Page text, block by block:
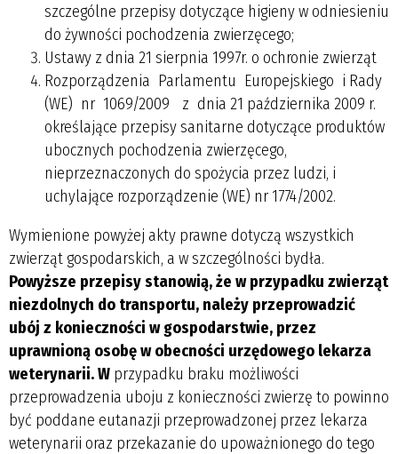
szczególne przepisy dotyczące higieny w odniesieniu
do żywności pochodzenia zwierzęcego;
Ustawy z dnia 21 sierpnia 1997r. o ochronie zwierząt
Rozporządzenia Parlamentu Europejskiego i Rady
(WE) nr 1069/2009 z dnia 21 października 2009 r.
określające przepisy sanitarne dotyczące produktów
ubocznych pochodzenia zwierzęcego,
nieprzeznaczonych do spożycia przez ludzi, i
uchylające rozporządzenie (WE) nr 1774/2002.
Wymienione powyżej akty prawne dotyczą wszystkich
zwierząt gospodarskich, a w szczególności bydła.
Powyższe przepisy stanowią, że w przypadku zwierząt
niezdolnych do transportu, należy przeprowadzić
ubój z konieczności w gospodarstwie, przez
uprawnioną osobę w obecności urzędowego lekarza
weterynarii. W przypadku braku możliwości
przeprowadzenia uboju z konieczności zwierzę to powinno
być poddane eutanazji przeprowadzonej przez lekarza
weterynarii oraz przekazanie do upoważnionego do tego